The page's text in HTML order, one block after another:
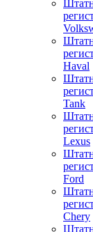
Haval
Tank
Lexus
Ford
Chery